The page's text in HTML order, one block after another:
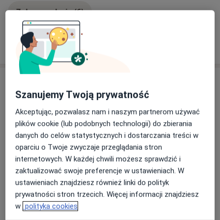
Zobacz galerię (6)
Konsultacja fizjoterapeutyczna
200 zł Szczegóły Umów wizytę
Badania kręgosłupa
200 zł Szczegóły Umów wizytę
Fizjoterapia pourazowa
200 zł Szczegóły Umów wizytę
Szanujemy Twoją prywatność
Akceptując, pozwalasz nam i naszym partnerom używać
plików cookie (lub podobnych technologii) do zbierania
danych do celów statystycznych i dostarczania treści w
oparciu o Twoje zwyczaje przeglądania stron
internetowych. W każdej chwili możesz sprawdzić i
zaktualizować swoje preferencje w ustawieniach. W
ustawieniach znajdziesz również linki do polityk
prywatności stron trzecich. Więcej informacji znajdziesz
w polityka cookies